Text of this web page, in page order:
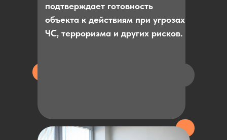
подтверждает готовность
объекта к действиям при угрозах
ЧС, терроризма и других рисков.